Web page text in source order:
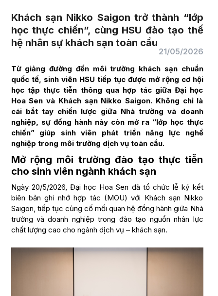
Khách sạn Nikko Saigon trở thành “lớp
học thực chiến”, cùng HSU đào tạo thế
hệ nhân sự khách sạn toàn cầu
21/05/2026
Từ giảng đường đến môi trường khách sạn chuẩn
quốc tế, sinh viên HSU tiếp tục được mở rộng cơ hội
học tập thực tiễn thông qua hợp tác giữa Đại học
Hoa Sen và Khách sạn Nikko Saigon. Không chỉ là
cái bắt tay chiến lược giữa Nhà trường và doanh
nghiệp, sự đồng hành này còn mở ra “lớp học thực
chiến” giúp sinh viên phát triển năng lực nghề
nghiệp trong môi trường dịch vụ toàn cầu.
Mở rộng môi trường đào tạo thực tiễn
cho sinh viên ngành khách sạn
Ngày 20/5/2026, Đại học Hoa Sen đã tổ chức lễ ký kết
biên bản ghi nhớ hợp tác (MOU) với Khách sạn Nikko
Saigon, tiếp tục củng cố mối quan hệ đồng hành giữa Nhà
trường và doanh nghiệp trong đào tạo nguồn nhân lực
chất lượng cao cho ngành dịch vụ – khách sạn.